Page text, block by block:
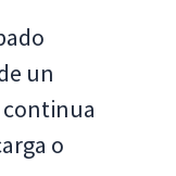
un
continua
o